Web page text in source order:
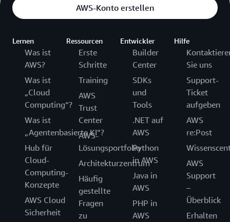
AWS-Konto erstellen
Lernen
Was ist
AWS?
Was ist
„Cloud
Computing“?
Was ist
„Agentenbasierte KI“?
Hub für
Cloud-
Computing-
Konzepte
AWS Cloud
Sicherheit
Ressourcen
Erste
Schritte
Training
AWS
Trust
Center
AWS-
Lösungsportfolio
Architekturzentrum
Häufig
gestellte
Fragen
zu
Entwickler
Builder
Center
SDKs
und
Tools
.NET auf
AWS
Python
in AWS
Java in
AWS
PHP in
AWS
Hilfe
Sie uns
Support-
Ticket
aufgeben
AWS
re:Post
AWS
Support
–
Überblick
Erhalten